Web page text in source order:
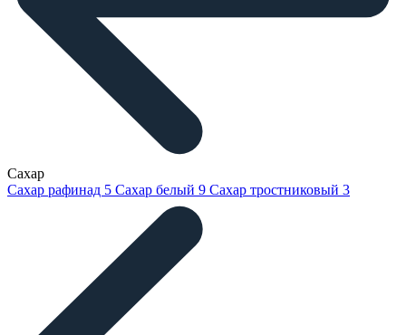
Сахар
Сахар рафинад 5 Сахар белый 9 Сахар тростниковый 3